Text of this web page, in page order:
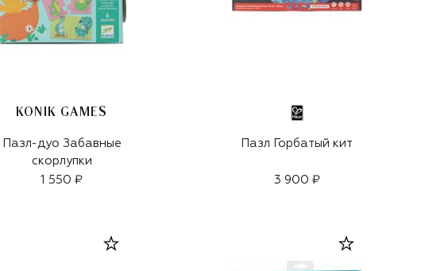
KONIK GAMES
Пазл-дуо Забавные
скорлупки
1 550 ₽
Пазл Горбатый кит
3 900 ₽